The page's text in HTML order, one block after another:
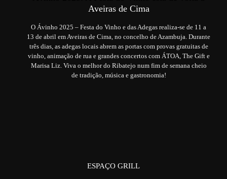
Aveiras de Cima
O Ávinho 2025 – Festa do Vinho e das Adegas realiza-se de 11 a
13 de abril em Aveiras de Cima, no concelho de Azambuja. Durante
três dias, as adegas locais abrem as portas com provas gratuitas de
vinho, animação de rua e grandes concertos com ÁTOA, The Gift e
Marisa Liz. Viva o melhor do Ribatejo num fim de semana cheio
de tradição, música e gastronomia!
ESPAÇO GRILL